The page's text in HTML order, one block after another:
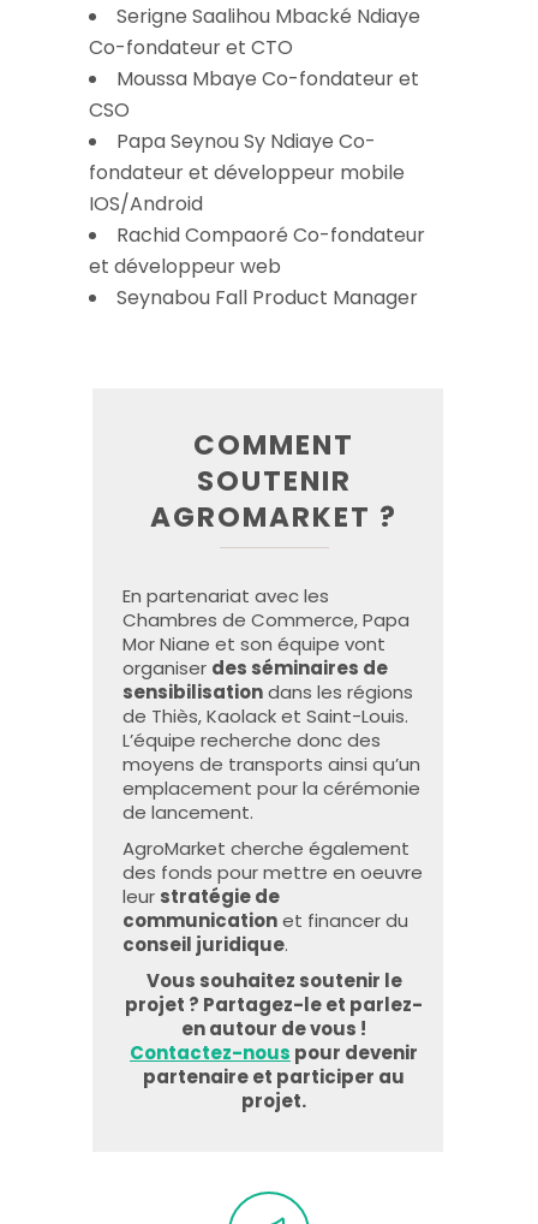
Serigne Saalihou Mbacké Ndiaye
Co-fondateur et CTO
Moussa Mbaye Co-fondateur et
CSO
Papa Seynou Sy Ndiaye Co-
fondateur et développeur mobile
IOS/Android
Rachid Compaoré Co-fondateur
et développeur web
Seynabou Fall Product Manager
COMMENT
SOUTENIR
AGROMARKET ?
En partenariat avec les
Chambres de Commerce, Papa
Mor Niane et son équipe vont
organiser des séminaires de
sensibilisationdans les régions
de Thiès, Kaolack et Saint-Louis.
L’équipe recherche donc des
moyens de transports ainsi qu’un
emplacement pour la cérémonie
de lancement.
AgroMarket cherche également
des fonds pour mettre en oeuvre
leur stratégie de
communicationet financer du
conseil juridique.
Vous souhaitez soutenir le
projet ? Partagez-le et parlez-
en autour de vous !
Contactez-nous pour devenir
partenaire et participer au
projet.